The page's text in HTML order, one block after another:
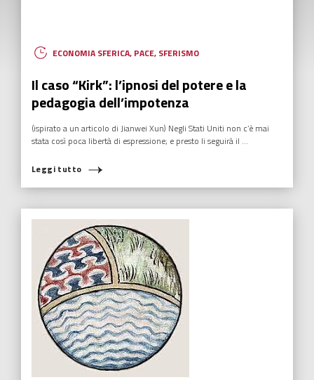
ECONOMIA SFERICA, PACE, SFERISMO
Il caso “Kirk”: l’ipnosi del potere e la
pedagogia dell’impotenza
(ispirato a un articolo di Jianwei Xun) Negli Stati Uniti non c’è mai
stata così poca libertà di espressione; e presto li seguirà il ...
Leggi tutto